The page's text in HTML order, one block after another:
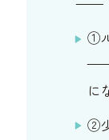
①
——
に
②